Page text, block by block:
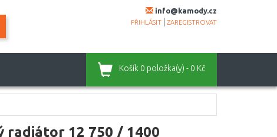
info@kamody.cz
PŘIHLÁSIT ZAREGISTROVAT
Košík 0 položka(y) - 0 Kč
radiátor 12 750 / 1400